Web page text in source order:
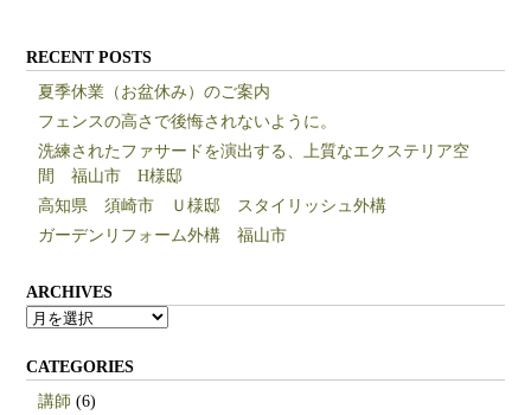
RECENT POSTS
夏季休業（お盆休み）のご案内
フェンスの高さで後悔されないように。
洗練されたファサードを演出する、上質なエクステリア空
間 福山市 H様邸
高知県 須崎市 Ｕ様邸 スタイリッシュ外構
ガーデンリフォーム外構 福山市
ARCHIVES
ARCHIVES
CATEGORIES
講師 (6)